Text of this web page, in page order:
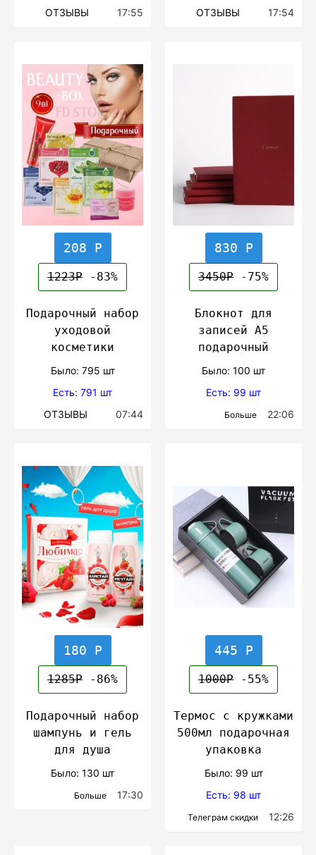
ОТЗЫВЫ 17:55 ОТЗЫВЫ 17:54
208 Р
1223Р -83%
Подарочный набор
уходовой
косметики
Было: 795 шт
Есть: 791 шт
ОТЗЫВЫ
07:44
830 Р
3450Р -75%
Блокнот для
записей А5
подарочный
Было: 100 шт
Есть: 99 шт
Больше 22:06
180 Р
1285Р -86%
Подарочный набор
шампунь и гель
для душа
Было: 130 шт
Больше 17:30
445 Р
1000Р -55%
Термос с кружками
500мл подарочная
упаковка
Было: 99 шт
Есть: 98 шт
Телеграм скидки 12:26